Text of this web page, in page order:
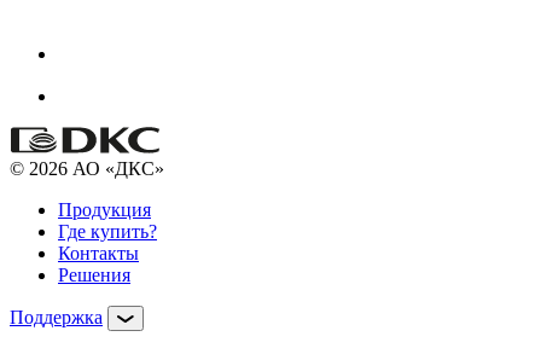
© 2026 АО «ДКС»
Продукция
Где купить?
Контакты
Решения
Поддержка